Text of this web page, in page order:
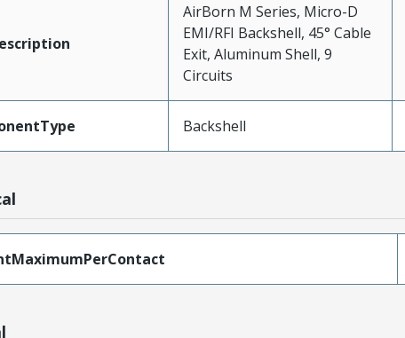
AirBorn M Series, Micro-D
EMI/RFI Backshell, 45° Cable
Exit, Aluminum Shell, 9
Circuits
Backshell